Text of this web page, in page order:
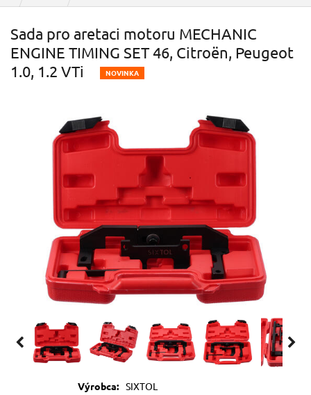
Sada pro aretaci motoru MECHANIC
ENGINE TIMING SET 46, Citroën, Peugeot
1.0, 1.2 VTi
NOVINKA
Výrobca: SIXTOL